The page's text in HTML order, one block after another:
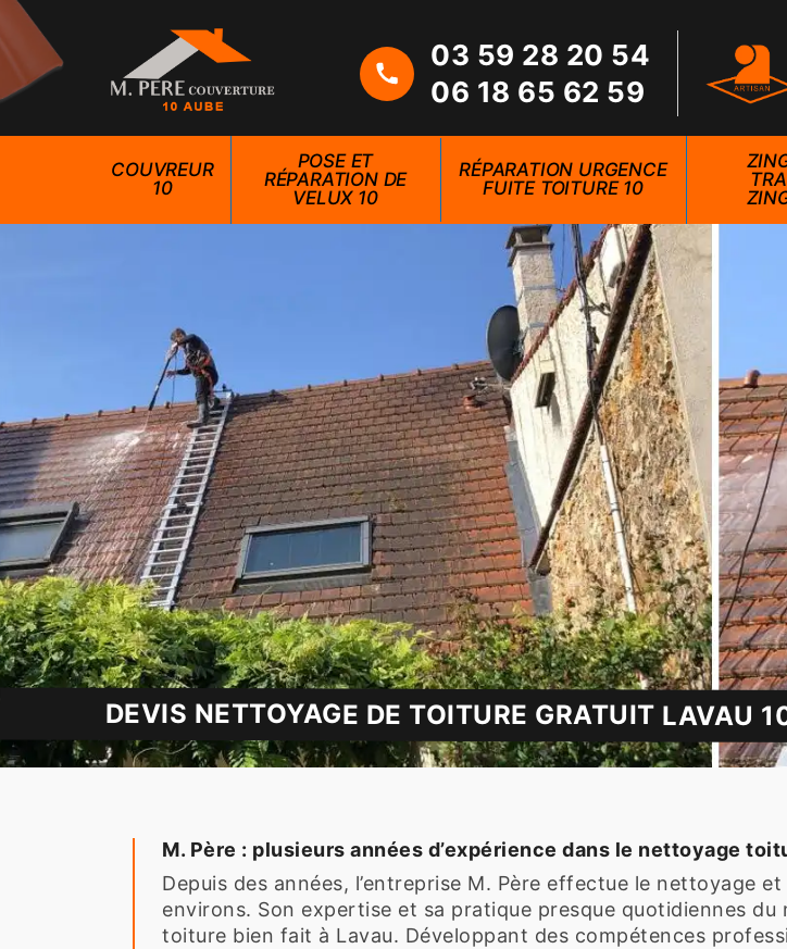
03 59 28 20 54
06 18 65 62 59
COUVREUR
10
POSE ET
RÉPARATION DE
VELUX 10
RÉPARATION URGENCE
FUITE TOITURE 10
DEVIS NETTOYAGE DE TOITURE GRATUIT LAVAU
M. Père : plusieurs années d’expérience dans le nettoyage
Depuis des années, l’entreprise M. Père effectue le nettoyage
environs. Son expertise et sa pratique presque quotidiennes
toiture bien fait à Lavau. Développant des compétences